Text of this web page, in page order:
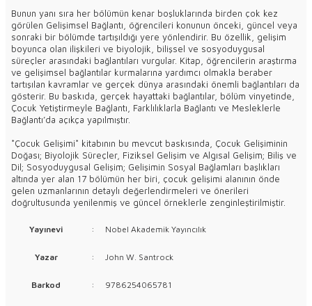
Bunun yanı sıra her bölümün kenar boşluklarında birden çok kez
görülen Gelişimsel Bağlantı, öğrencileri konunun önceki, güncel veya
sonraki bir bölümde tartışıldığı yere yönlendirir. Bu özellik, gelişim
boyunca olan ilişkileri ve biyolojik, bilişsel ve sosyoduygusal
süreçler arasındaki bağlantıları vurgular. Kitap, öğrencilerin araştırma
ve gelişimsel bağlantılar kurmalarına yardımcı olmakla beraber
tartışılan kavramlar ve gerçek dünya arasındaki önemli bağlantıları da
gösterir. Bu baskıda, gerçek hayattaki bağlantılar, bölüm vinyetinde,
Çocuk Yetiştirmeyle Bağlantı, Farklılıklarla Bağlantı ve Mesleklerle
Bağlantı’da açıkça yapılmıştır.
*Çocuk Gelişimi* kitabının bu mevcut baskısında, Çocuk Gelişiminin
Doğası; Biyolojik Süreçler, Fiziksel Gelişim ve Algısal Gelişim; Biliş ve
Dil; Sosyoduygusal Gelişim; Gelişimin Sosyal Bağlamları başlıkları
altında yer alan 17 bölümün her biri, çocuk gelişimi alanının önde
gelen uzmanlarının detaylı değerlendirmeleri ve önerileri
doğrultusunda yenilenmiş ve güncel örneklerle zenginleştirilmiştir.
Yayınevi : Nobel Akademik Yayıncılık
Yazar : John W. Santrock
Barkod : 9786254065781